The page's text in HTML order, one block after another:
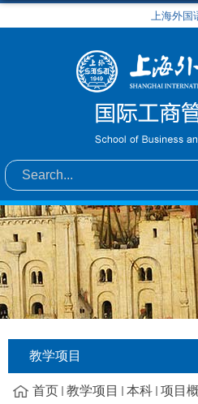
上海外国
教学项目
首页 教学项目 本科 项目